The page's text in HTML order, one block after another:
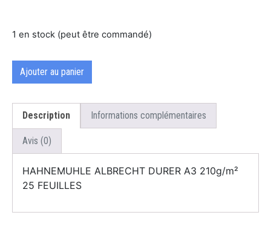
1 en stock (peut être commandé)
Ajouter au panier
Description Informations complémentaires
Avis (0)
HAHNEMUHLE ALBRECHT DURER A3 210g/m²
25 FEUILLES